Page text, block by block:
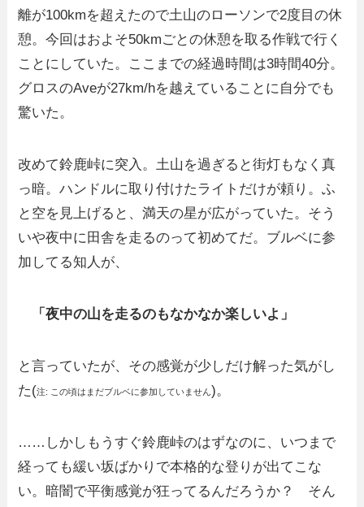
離が100kmを超えたので土山のローソンで2度目の休
憩。今回はおよそ50kmごとの休憩を取る作戦で行く
ことにしていた。ここまでの経過時間は3時間40分。
グロスのAveが27km/hを越えていることに自分でも
驚いた。
改めて鈴鹿峠に突入。土山を過ぎると街灯もなく真
っ暗。ハンドルに取り付けたライトだけが頼り。ふ
と空を見上げると、満天の星が広がっていた。そう
いや夜中に田舎を走るのって初めてだ。ブルベに参
加してる知人が、
「夜中の山を走るのもなかなか楽しいよ」
と言っていたが、その感覚が少しだけ解った気がし
た(注: この頃はまだブルベに参加していません)。
……しかしもうすぐ鈴鹿峠のはずなのに、いつまで
経っても緩い坂ばかりで本格的な登りが出てこな
い。暗闇で平衡感覚が狂ってるんだろうか？ そん